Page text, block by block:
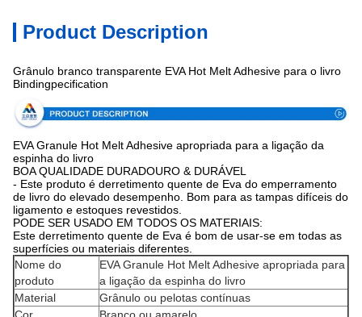
Product Description
Grânulo branco transparente EVA Hot Melt Adhesive para o livro
Bindingpecification
EVA Granule Hot Melt Adhesive apropriada para a ligação da
espinha do livro
BOA QUALIDADE DURADOURO & DURÁVEL
- Este produto é derretimento quente de Eva do emperramento
de livro do elevado desempenho. Bom para as tampas difíceis do
ligamento e estoques revestidos.
PODE SER USADO EM TODOS OS MATERIAIS:
Este derretimento quente de Eva é bom de usar-se em todas as
superfícies ou materiais diferentes.
Nome do
produto
EVA Granule Hot Melt Adhesive apropriada para
a ligação da espinha do livro
Material
Grânulo ou pelotas contínuas